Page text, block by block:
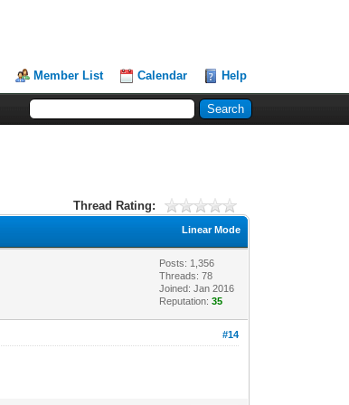
Member List Calendar Help
Thread Rating:
Linear Mode
Posts: 1,356
Threads: 78
Joined: Jan 2016
Reputation:35
#14